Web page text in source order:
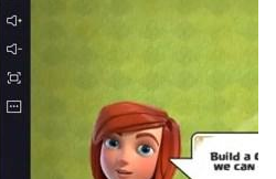
waiting for you to discover!
upgrade Guild Runes for
Relics Excavation, win